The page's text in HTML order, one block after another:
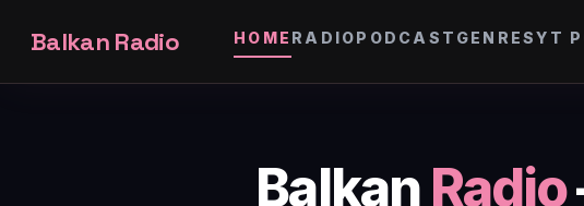
Balkan Radio HOME RADIOPODCAST GENRESYT
Balkan Radio